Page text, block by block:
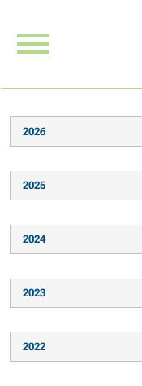
2026
2025
2024
2023
2022